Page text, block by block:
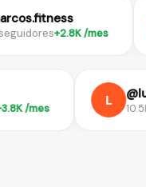
+2.8K /mes
+3.8K /mes
L